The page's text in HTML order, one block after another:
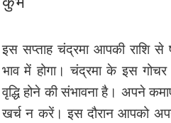
इस सप्ताह चंद्रमा आपकी राशि
भाव में होगा। चंद्रमा के इस
वृद्धि होने की संभावना है। अपने
खर्च न करें। इस दौरान आपको